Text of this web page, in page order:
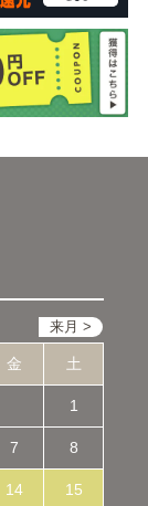
金 土
1
7 8
14 15